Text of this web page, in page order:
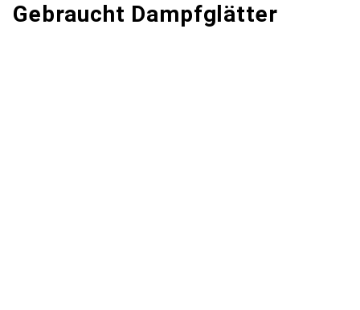
Gebraucht Dampfglätter